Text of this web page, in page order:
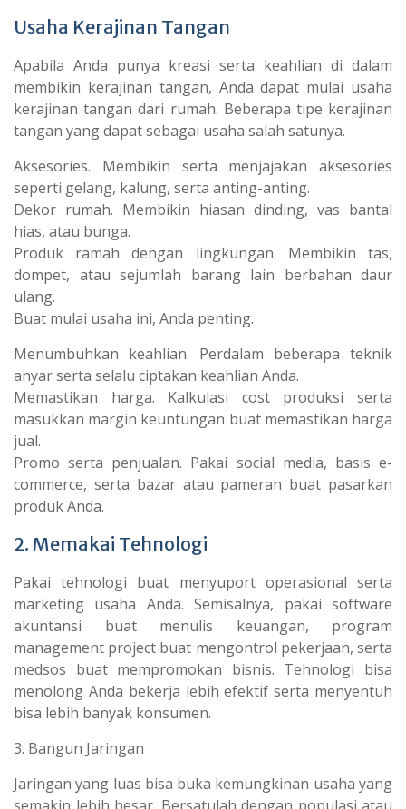
Usaha Kerajinan Tangan
Apabila Anda punya kreasi serta keahlian di dalam
membikin kerajinan tangan, Anda dapat mulai usaha
kerajinan tangan dari rumah. Beberapa tipe kerajinan
tangan yang dapat sebagai usaha salah satunya.
Aksesories. Membikin serta menjajakan aksesories
seperti gelang, kalung, serta anting-anting.
Dekor rumah. Membikin hiasan dinding, vas bantal
hias, atau bunga.
Produk ramah dengan lingkungan. Membikin tas,
dompet, atau sejumlah barang lain berbahan daur
ulang.
Buat mulai usaha ini, Anda penting.
Menumbuhkan keahlian. Perdalam beberapa teknik
anyar serta selalu ciptakan keahlian Anda.
Memastikan harga. Kalkulasi cost produksi serta
masukkan margin keuntungan buat memastikan harga
jual.
Promo serta penjualan. Pakai social media, basis e-
commerce, serta bazar atau pameran buat pasarkan
produk Anda.
2. Memakai Tehnologi
Pakai tehnologi buat menyuport operasional serta
marketing usaha Anda. Semisalnya, pakai software
akuntansi buat menulis keuangan, program
management project buat mengontrol pekerjaan, serta
medsos buat mempromokan bisnis. Tehnologi bisa
menolong Anda bekerja lebih efektif serta menyentuh
bisa lebih banyak konsumen.
3. Bangun Jaringan
Jaringan yang luas bisa buka kemungkinan usaha yang